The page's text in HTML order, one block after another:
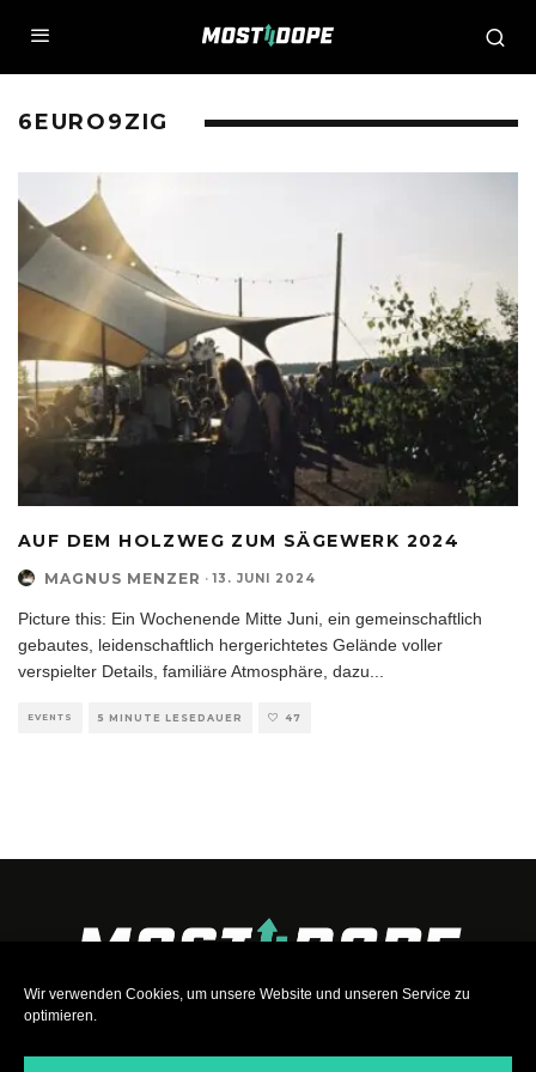
Wir verwenden Cookies, um unsere Website und unseren Service zu
optimieren.
6EURO9ZIG
AUF DEM HOLZWEG ZUM SÄGEWERK 2024
MAGNUS MENZER · 13. JUNI 2024
Picture this: Ein Wochenende Mitte Juni, ein gemeinschaftlich
gebautes, leidenschaftlich hergerichtetes Gelände voller
verspielter Details, familiäre Atmosphäre, dazu
EVENTS 5 MINUTE LESEDAUER 47